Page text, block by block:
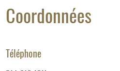
Coordonnées
Téléphone